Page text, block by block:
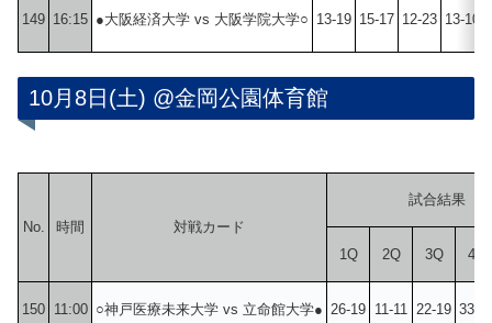
149 16:15 ●大阪経済大学 vs 大阪学院大学○ 13-19 15-17 12-23 13-10
10月8日(土) @金岡公園体育館
No. 時間 対戦カード
試合結果
1Q 2Q 3Q 4Q
150 11:00 ○神戸医療未来大学 vs 立命館大学● 26-19 11-11 22-19 33-